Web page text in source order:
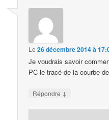
Le26 décembre 2014 à
Je voudrais savoir
PC le tracé de la courbe
Répondre ↓